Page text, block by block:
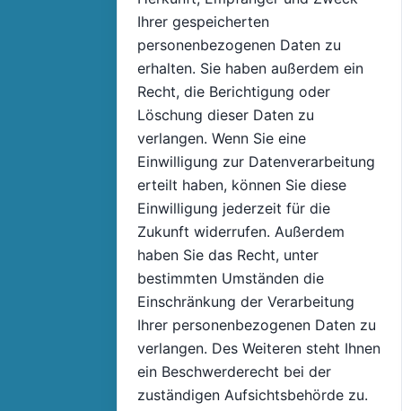
Ihrer gespeicherten
personenbezogenen Daten zu
erhalten. Sie haben außerdem ein
Recht, die Berichtigung oder
Löschung dieser Daten zu
verlangen. Wenn Sie eine
Einwilligung zur Datenverarbeitung
erteilt haben, können Sie diese
Einwilligung jederzeit für die
Zukunft widerrufen. Außerdem
haben Sie das Recht, unter
bestimmten Umständen die
Einschränkung der Verarbeitung
Ihrer personenbezogenen Daten zu
verlangen. Des Weiteren steht Ihnen
ein Beschwerderecht bei der
zuständigen Aufsichtsbehörde zu.